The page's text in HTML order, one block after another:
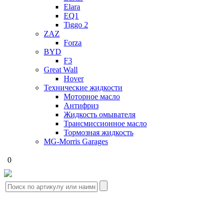
Elara
EQ1
Tiggo 2
ZAZ
Forza
BYD
F3
Great Wall
Hover
Технические жидкости
Моторное масло
Антифриз
Жидкость омывателя
Трансмиссионное масло
Тормозная жидкость
MG-Morris Garages
0